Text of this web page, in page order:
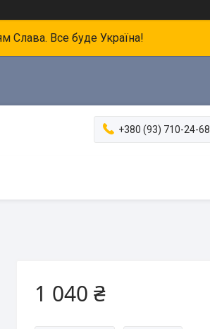
Слава. Все буде Україна!
+380 (93) 710-24-68
1 040 ₴